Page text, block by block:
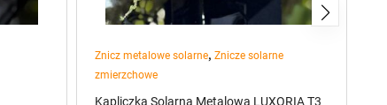
Znicz metalowe solarne, Znicze solarne
zmierzchowe
Kapliczka Solarna Metalowa LUXORIA T3